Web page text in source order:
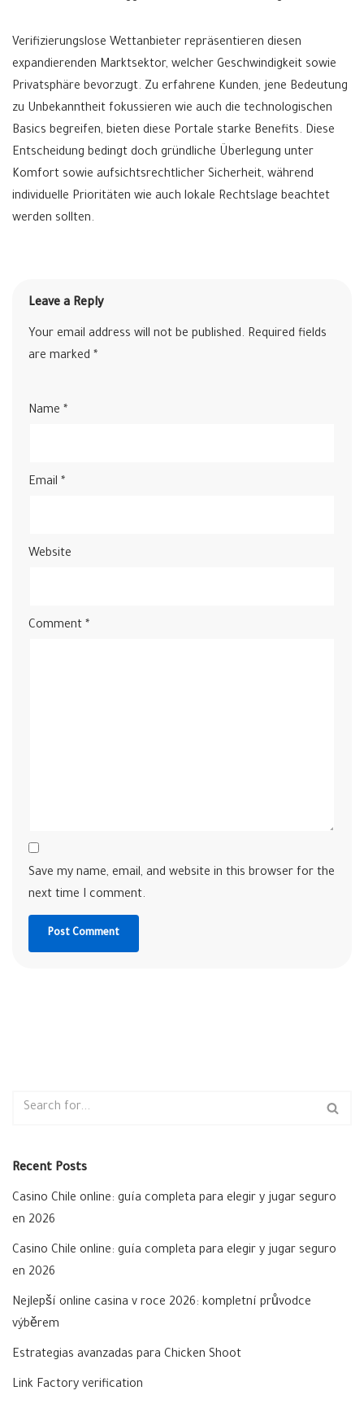
Verifizierungslose Wettanbieter repräsentieren diesen
expandierenden Marktsektor, welcher Geschwindigkeit sowie
Privatsphäre bevorzugt. Zu erfahrene Kunden, jene Bedeutung
zu Unbekanntheit fokussieren wie auch die technologischen
Basics begreifen, bieten diese Portale starke Benefits. Diese
Entscheidung bedingt doch gründliche Überlegung unter
Komfort sowie aufsichtsrechtlicher Sicherheit, während
individuelle Prioritäten wie auch lokale Rechtslage beachtet
werden sollten.
Leave a Reply
Your email address will not be published. Required fields
are marked *
Name *
Email *
Website
Comment *
Save my name, email, and website in this browser for the
next time I comment.
Recent Posts
Casino Chile online: guía completa para elegir y jugar seguro
en 2026
Casino Chile online: guía completa para elegir y jugar seguro
en 2026
Nejlepší online casina v roce 2026: kompletní průvodce
výběrem
Estrategias avanzadas para Chicken Shoot
Link Factory verification